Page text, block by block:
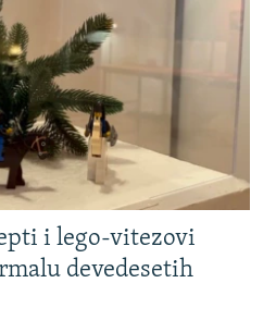
i lego-vitezovi
devedesetih